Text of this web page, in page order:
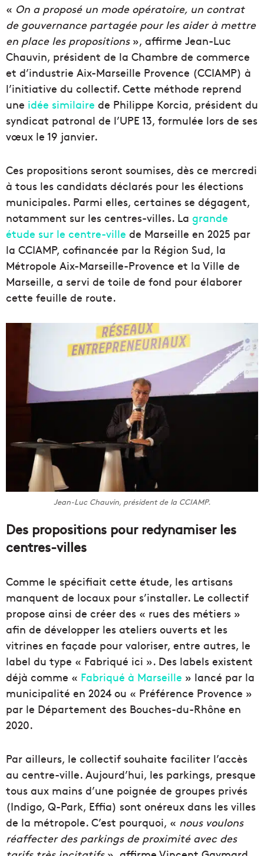
« On a proposé un mode opératoire, un contrat
de gouvernance partagée pour les aider à mettre
en place les propositions », affirme Jean-Luc
Chauvin, président de la Chambre de commerce
et d’industrie Aix-Marseille Provence (CCIAMP) à
l’initiative du collectif. Cette méthode reprend
une idée similaire de Philippe Korcia, président du
syndicat patronal de l’UPE 13, formulée lors de ses
vœux le 19 janvier.
Ces propositions seront soumises, dès ce mercredi
à tous les candidats déclarés pour les élections
municipales. Parmi elles, certaines se dégagent,
notamment sur les centres-villes. La grande
étude sur le centre-ville de Marseille en 2025 par
la CCIAMP, cofinancée par la Région Sud, la
Métropole Aix-Marseille-Provence et la Ville de
Marseille, a servi de toile de fond pour élaborer
cette feuille de route.
Jean-Luc Chauvin, président de la CCIAMP.
Des propositions pour redynamiser les
centres-villes
Comme le spécifiait cette étude, les artisans
manquent de locaux pour s’installer. Le collectif
propose ainsi de créer des « rues des métiers »
afin de développer les ateliers ouverts et les
vitrines en façade pour valoriser, entre autres, le
label du type « Fabriqué ici ». Des labels existent
déjà comme « Fabriqué à Marseille » lancé par la
municipalité en 2024 ou « Préférence Provence »
par le Département des Bouches-du-Rhône en
2020.
Par ailleurs, le collectif souhaite faciliter l’accès
au centre-ville. Aujourd’hui, les parkings, presque
tous aux mains d’une poignée de groupes privés
(Indigo, Q-Park, Effia) sont onéreux dans les villes
de la métropole. C’est pourquoi, « nous voulons
réaffecter des parkings de proximité avec des